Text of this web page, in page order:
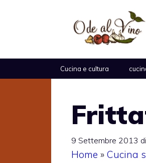
Cucina e cultura
9 Settembre 2013 di
Home » Cucina